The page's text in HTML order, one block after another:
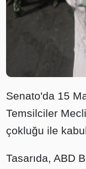
Senato'da 15
Temsilciler
çokluğu ile
Tasarıda, ABD